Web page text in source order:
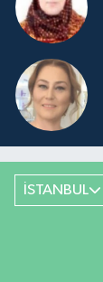
İSTANBUL